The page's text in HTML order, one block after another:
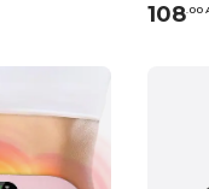
108.00